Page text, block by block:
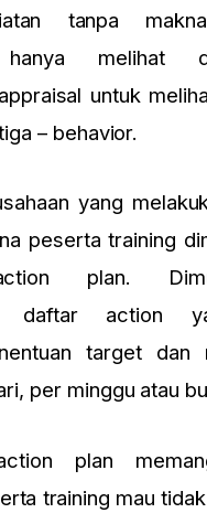
tanpa
hanya melihat
untuk
– behavior.
yang
peserta training
plan.
daftar action
target dan
per minggu atau
plan
training mau